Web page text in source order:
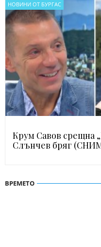
НОВИНИ ОТ БУРГАС
Крум Савов срещна
Слънчев бряг
ВРЕМЕТО